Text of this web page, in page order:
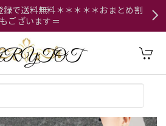
録で送料無料＊＊＊＊＊おまとめ割
もございます＝